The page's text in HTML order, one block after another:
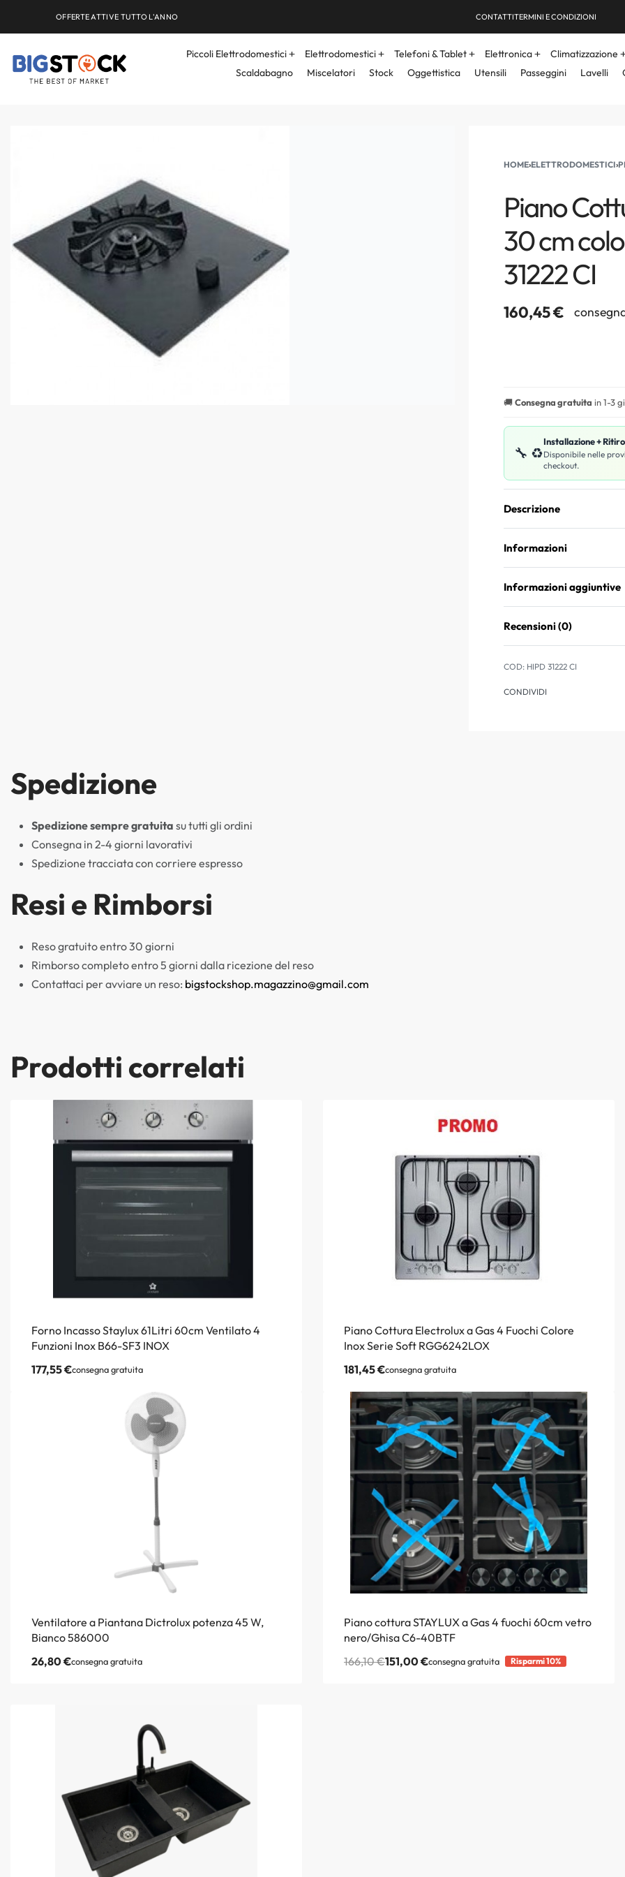
OFFERTE ATTIVE TUTTO L'ANNO CONTATTITERMINI E CONDIZIONI
Piccoli Elettrodomestici Elettrodomestici Telefoni & Tablet Elettronica Climatizzazione
Scaldabagno
Miscelatori Stock Oggettistica Utensili Passeggini Lavelli
HOME›ELETTRODOMESTICI›
Piano
30 cm
31222 CI
160,45€
🚚Consegna gratuita in 1-3
🔧 ♻️
Installazione +
Disponibile nelle
checkout.
Descrizione
Informazioni
Informazioni aggiuntive
Recensioni (0)
HIPD 31222 CI
CONDIVIDI
Spedizione
Spedizione sempre gratuita su tutti gli ordini
Consegna in 2-4 giorni lavorativi
Spedizione tracciata con corriere espresso
Resi e Rimborsi
Reso gratuito entro 30 giorni
Rimborso completo entro 5 giorni dalla ricezione del reso
Contattaci per avviare un reso: bigstockshop.magazzino@gmail.com
Prodotti correlati
Forno Incasso Staylux 61Litri 60cm Ventilato 4
Funzioni Inox B66-SF3 INOX
177,55€consegna gratuita
Piano Cottura Electrolux a Gas 4 Fuochi Colore
Inox Serie Soft RGG6242LOX
181,45€consegna gratuita
Ventilatore a Piantana Dictrolux potenza 45 W,
Bianco 586000
26,80€consegna gratuita
Piano cottura STAYLUX a Gas 4 fuochi 60cm vetro
nero/Ghisa C6-40BTF
166,10€151,00€consegna gratuita Risparmi 10%